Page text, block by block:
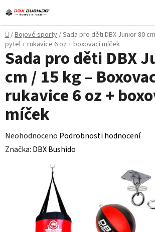
na
obsah
Domů
/Bojové sporty/Sada pro děti DBX Junior 80
pytel + rukavice 6 oz + boxovací míček
Sada pro děti DBX
cm / 15 kg –
rukavice 6 oz +
míček
Průměrné
hodnocení
Neohodnoceno Podrobnosti hodnocení
Značka: DBX Bushido